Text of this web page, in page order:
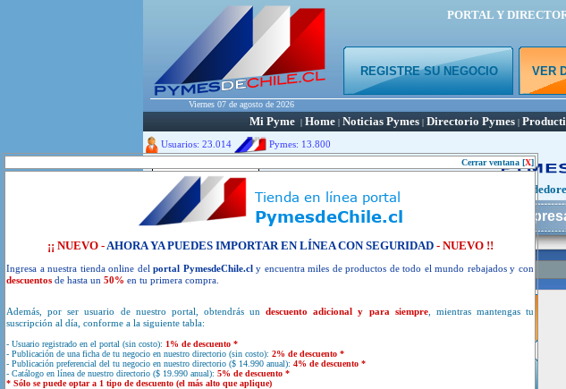
PORTAL Y
REGISTRE SU NEGOCIO VER
Viernes 07 de agosto de 2026
Mi Pyme | Home | Noticias Pymes | Directorio Pymes |
Usuarios: 23.014 Pymes: 13.800
Cerrar ventana [X]
¡¡ NUEVO -AHORA YA PUEDES IMPORTAR EN LÍNEA CON SEGURIDAD- NUEVO !!
Ingresa a nuestra tienda online delportal PymesdeChile.cly encuentra miles de productos de todo el mundo rebajados y con
descuentos de hasta un 50% en tu primera compra.
Además, por ser usuario de nuestro portal, obtendrás undescuento adicional y para siempre, mientras mantengas tu
suscripción al día, conforme a la siguiente tabla:
- Usuario registrado en el portal (sin costo): 1% de descuento *
- Publicación de una ficha de tu negocio en nuestro directorio (sin costo): 2% de descuento *
- Publicación preferencial del tu negocio en nuestro directorio ($ 14.990 anual): 4% de descuento *
- Catálogo en línea de nuestro directorio ($ 19.990 anual): 5% de descuento *
* Sólo se puede optar a 1 tipo de descuento (el más alto que aplique)
Portal y directorio de
¿ Busca
VER DIRECTORIO PYMES